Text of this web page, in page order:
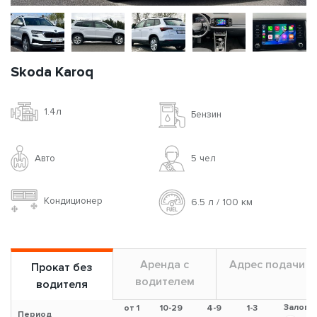
Skoda Karoq
1.4л Бензин
Авто 5 чел
Кондиционер 6.5 л / 100 км
Прокат без
водителя
Аренда с
водителем
Адрес подачи
Период
от 1
10-29
4-9
1-3
Залог